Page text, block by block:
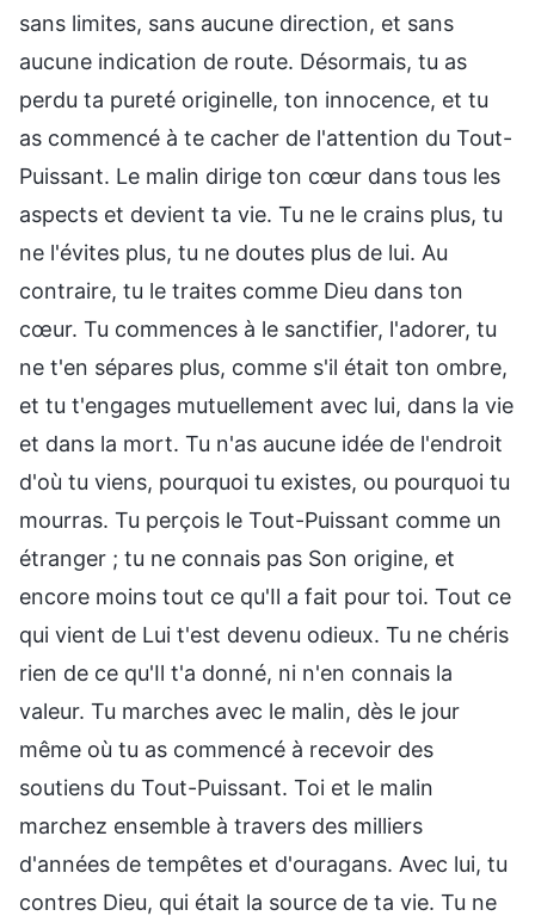
sans limites, sans aucune direction, et sans
aucune indication de route. Désormais, tu as
perdu ta pureté originelle, ton innocence, et tu
as commencé à te cacher de l'attention du Tout-
Puissant. Le malin dirige ton cœur dans tous les
aspects et devient ta vie. Tu ne le crains plus, tu
ne l'évites plus, tu ne doutes plus de lui. Au
contraire, tu le traites comme Dieu dans ton
cœur. Tu commences à le sanctifier, l'adorer, tu
ne t'en sépares plus, comme s'il était ton ombre,
et tu t'engages mutuellement avec lui, dans la vie
et dans la mort. Tu n'as aucune idée de l'endroit
d'où tu viens, pourquoi tu existes, ou pourquoi tu
mourras. Tu perçois le Tout-Puissant comme un
étranger ; tu ne connais pas Son origine, et
encore moins tout ce qu'Il a fait pour toi. Tout ce
qui vient de Lui t'est devenu odieux. Tu ne chéris
rien de ce qu'Il t'a donné, ni n'en connais la
valeur. Tu marches avec le malin, dès le jour
même où tu as commencé à recevoir des
soutiens du Tout-Puissant. Toi et le malin
marchez ensemble à travers des milliers
d'années de tempêtes et d'ouragans. Avec lui, tu
contres Dieu, qui était la source de ta vie. Tu ne